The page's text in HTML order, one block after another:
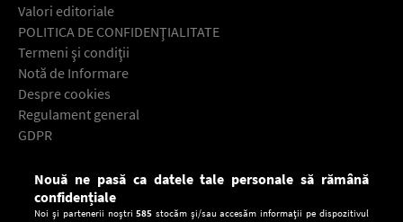
Valori editoriale
POLITICA DE CONFIDENŢIALITATE
Termeni şi condiţii
Notă de Informare
Despre cookies
Regulament general
GDPR
Descarcă gratuit aplicaţia Europa FM pentru smartphone:
Nouă ne pasă ca datele tale personale să rămână
confidențiale
Noi și partenerii noștri585 stocăm și/sau accesăm informații pe dispozitivul